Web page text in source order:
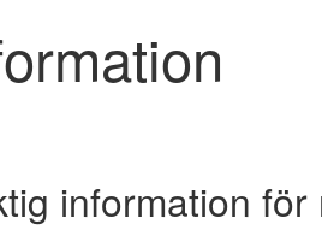
information